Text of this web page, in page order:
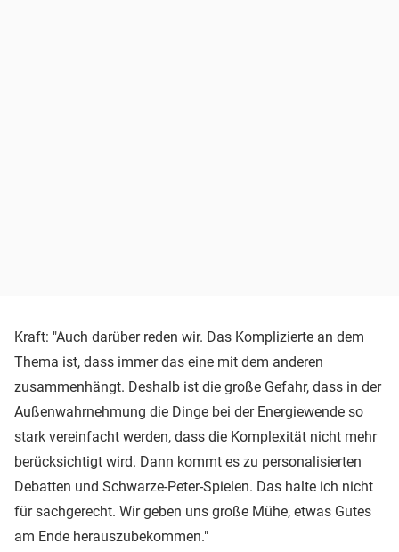
Kraft: "Auch darüber reden wir. Das Komplizierte an dem
Thema ist, dass immer das eine mit dem anderen
zusammenhängt. Deshalb ist die große Gefahr, dass in der
Außenwahrnehmung die Dinge bei der Energiewende so
stark vereinfacht werden, dass die Komplexität nicht mehr
berücksichtigt wird. Dann kommt es zu personalisierten
Debatten und Schwarze-Peter-Spielen. Das halte ich nicht
für sachgerecht. Wir geben uns große Mühe, etwas Gutes
am Ende herauszubekommen."